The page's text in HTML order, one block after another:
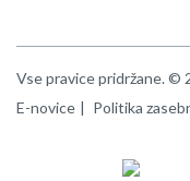
Vse pravice pridržane. ©
E-novice
Politika